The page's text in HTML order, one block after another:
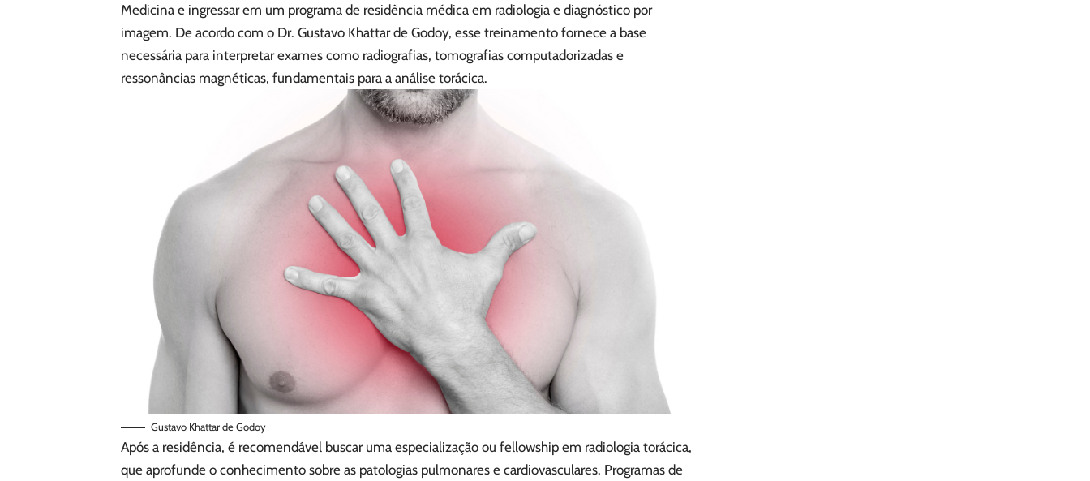
Medicina e ingressar em um programa de residência médica em radiologia e diagnóstico por
imagem. De acordo com o Dr. Gustavo Khattar de Godoy, esse treinamento fornece a base
necessária para interpretar exames como radiografias, tomografias computadorizadas e
ressonâncias magnéticas, fundamentais para a análise torácica.
Gustavo Khattar de Godoy
Após a residência, é recomendável buscar uma especialização ou fellowship em radiologia torácica,
que aprofunde o conhecimento sobre as patologias pulmonares e cardiovasculares. Programas de